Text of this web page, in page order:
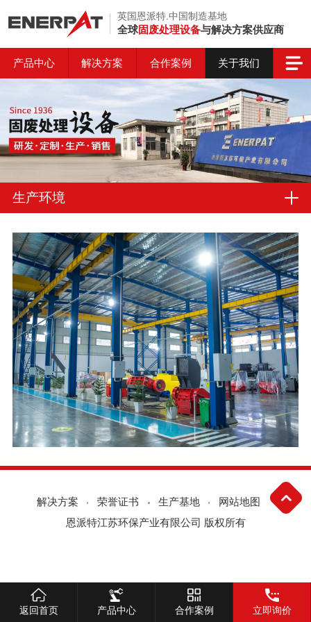
英国恩派特.中国制造基地
全球固废处理设备与解决方案供应商
产品中心 解决方案 合作案例 关于我们
生产环境
解决方案 荣誉证书 生产基地
网站地图
恩派特江苏环保产业有限公司 版权所有
返回首页 产品中心 合作案例 立即询价